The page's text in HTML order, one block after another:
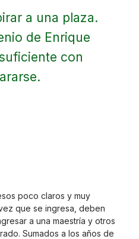
a una plaza.
de Enrique
con
poco claros y muy
que se ingresa, deben
a una maestría y otros
Sumados a los años de